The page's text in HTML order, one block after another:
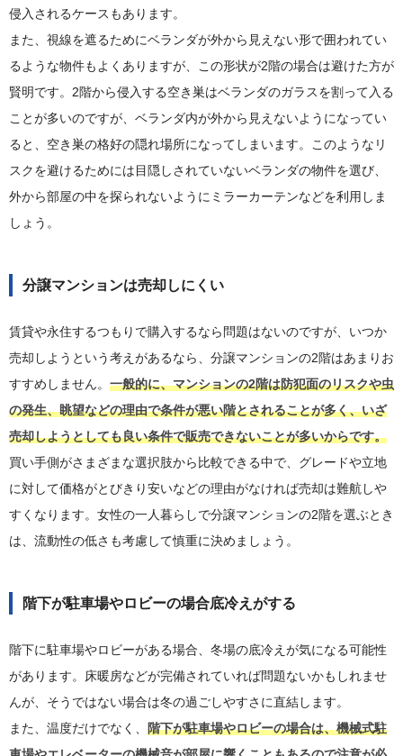
侵入されるケースもあります。
また、視線を遮るためにベランダが外から見えない形で囲われてい
るような物件もよくありますが、この形状が2階の場合は避けた方が
賢明です。2階から侵入する空き巣はベランダのガラスを割って入る
ことが多いのですが、ベランダ内が外から見えないようになってい
ると、空き巣の格好の隠れ場所になってしまいます。このようなリ
スクを避けるためには目隠しされていないベランダの物件を選び、
外から部屋の中を探られないようにミラーカーテンなどを利用しま
しょう。
分譲マンションは売却しにくい
賃貸や永住するつもりで購入するなら問題はないのですが、いつか
売却しようという考えがあるなら、分譲マンションの2階はあまりお
すすめしません。 一般的に、マンションの2階は防犯面のリスクや虫
の発生、眺望などの理由で条件が悪い階とされることが多く、いざ
売却しようとしても良い条件で販売できないことが多いからです。
買い手側がさまざまな選択肢から比較できる中で、グレードや立地
に対して価格がとびきり安いなどの理由がなければ売却は難航しや
すくなります。女性の一人暮らしで分譲マンションの2階を選ぶとき
は、流動性の低さも考慮して慎重に決めましょう。
階下が駐車場やロビーの場合底冷えがする
階下に駐車場やロビーがある場合、冬場の底冷えが気になる可能性
があります。床暖房などが完備されていれば問題ないかもしれませ
んが、そうではない場合は冬の過ごしやすさに直結します。
また、温度だけでなく、 階下が駐車場やロビーの場合は、機械式駐